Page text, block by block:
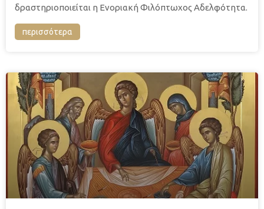
δραστηριοποιείται η Ενοριακή Φιλόπτωχος Αδελφότητα.
περισσότερα